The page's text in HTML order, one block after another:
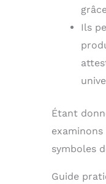
Ils
Étant
symboles
Guide